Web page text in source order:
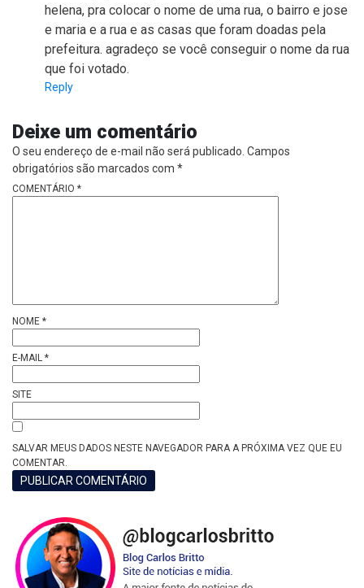
helena, pra colocar o nome de uma rua, o bairro e jose
e maria e a rua e as casas que foram doadas pela
prefeitura. agradeço se você conseguir o nome da rua
que foi votado.
Reply
Deixe um comentário
O seu endereço de e-mail não será publicado. Campos
obrigatórios são marcados com *
COMENTÁRIO *
NOME *
E-MAIL *
SITE
SALVAR MEUS DADOS NESTE NAVEGADOR PARA A PRÓXIMA VEZ QUE EU
COMENTAR.